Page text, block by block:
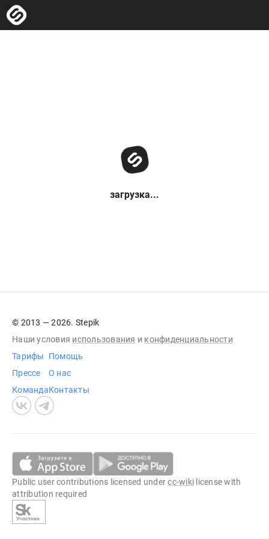
загрузка...
© 2013 — 2026. Stepik
Наши условия использования и конфиденциальности
Тарифы
Прессе
Команда
Помощь
О нас
Контакты
Public user contributions licensed undercc-wiki license with
attribution required